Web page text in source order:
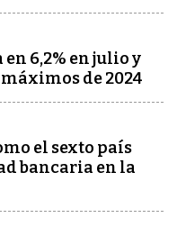
6,2% en julio y
de 2024
el sexto país
bancaria en la